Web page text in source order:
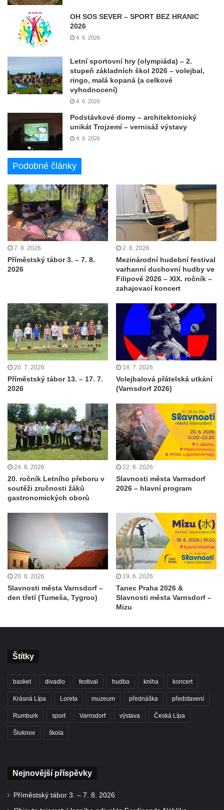
OH SOS SEVER – SPORT BEZ HRANIC
2026
4. 6. 2026
Letní sportovní hry (olympiáda) – 2.
stupeň základních škol 2026 – volejbal,
ringo, malá kopaná (a celkové
vyhodnocení)
4. 6. 2026
Podstávkové domy – architektonický
unikát Trojzemí – vernisáž výstavy
4. 6. 2026
Podobné články
7. 8. 2026
Příměstský tábor 3. – 7. 8.
2026
2. 8. 2026
Mezinárodní hudební festival
varhanní duchovní hudby ve
Filipově 2026 – XIX. ročník –
zahajovací koncert
20. 7. 2026
Příměstský tábor 13. – 17. 7.
2026
18. 7. 2026
Volejbalová přátelská utkání
(Varnsdorf 2026)
24. 6. 2026
20. ročník Letního přeboru v
soutěži zručnosti žáků
gastronomických oborů
22. 6. 2026
Slavnosti města Varnsdorf
2026 – hlavní program
20. 6. 2026
Slavnosti města Varnsdorf –
den třetí (Tumeša, Tygroo)
19. 6. 2026
Tanec Praha 2026 &
Slavnosti města Varnsdorf –
Mizu
Štítky
basket divadlo festival hudba kniha koncert
Krásná Lípa Loreta muzeum přednáška představení
Rumburk sport Varnsdorf výstava Česká Lípa
Šluknov škola
Nejnovější příspěvky
Příměstský tábor 3. – 7. 8. 2026